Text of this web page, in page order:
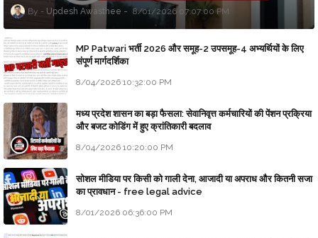
Updesh Awasthee 8/01/2026 07:07:00 PM
MP Patwari भर्ती 2026 और समूह-2 उपसमूह-4 अभ्यर्थियों के लिए
संपूर्ण मार्गदर्शिका
8/04/2026 10:32:00 PM
मध्य प्रदेश शासन का बड़ा फैसला: सेवानिवृत्त कर्मचारियों की पेंशन प्रक्रिया
और बजट कोडिंग में हुए क्रांतिकारी बदलाव
8/04/2026 10:20:00 PM
सोशल मीडिया पर किसी को गाली देना, आजादी या अपराध और कितनी सजा
का प्रावधान - free legal advice
8/01/2026 06:36:00 PM